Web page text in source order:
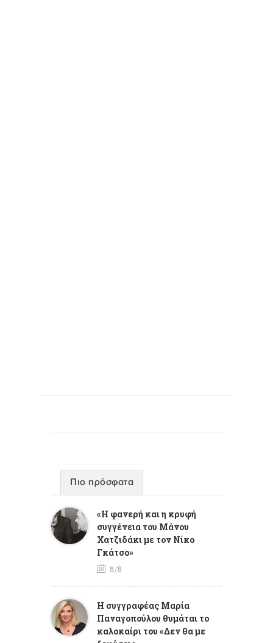
Πιο πρόσφατα
«Η φανερή και η κρυφή
συγγένεια του Μάνου
Χατζιδάκι με τον Νίκο
Γκάτσο»
8/8
Η συγγραφέας Μαρία
Παναγοπούλου θυμάται το
καλοκαίρι του «Δεν θα με